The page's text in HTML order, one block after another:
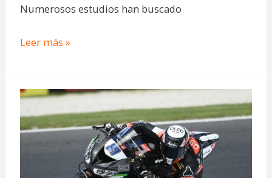
Numerosos estudios han buscado
Leer más »
Entrevista
a
Manuel